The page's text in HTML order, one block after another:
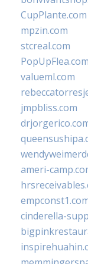
CupPlante.com
mpzin.com
stcreal.com
PopUpFlea.com
valueml.com
jmpbliss.com
ameri-
cinderella-